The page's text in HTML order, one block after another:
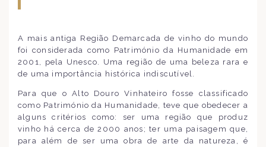
A mais antiga Região Demarcada de vinho do mundo
foi considerada como Património da Humanidade em
2001, pela Unesco. Uma região de uma beleza rara e
de uma importância histórica indiscutível.
Para que o Alto Douro Vinhateiro fosse classificado
como Património da Humanidade, teve que obedecer a
alguns critérios como: ser uma região que produz
vinho há cerca de 2000 anos; ter uma paisagem que,
para além de ser uma obra de arte da natureza, é